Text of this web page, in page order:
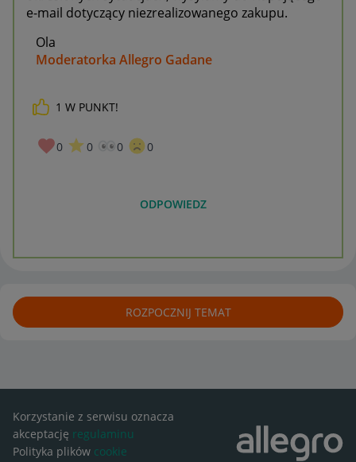
e-mail dotyczący niezrealizowanego zakupu.
Ola
Moderatorka Allegro Gadane
1 W PUNKT!
0 0 0 0
ODPOWIEDZ
ROZPOCZNIJ TEMAT
Korzystanie z serwisu oznacza
akceptację regulaminu
Polityka plików cookie